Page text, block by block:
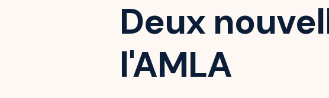
Deux
l'AMLA